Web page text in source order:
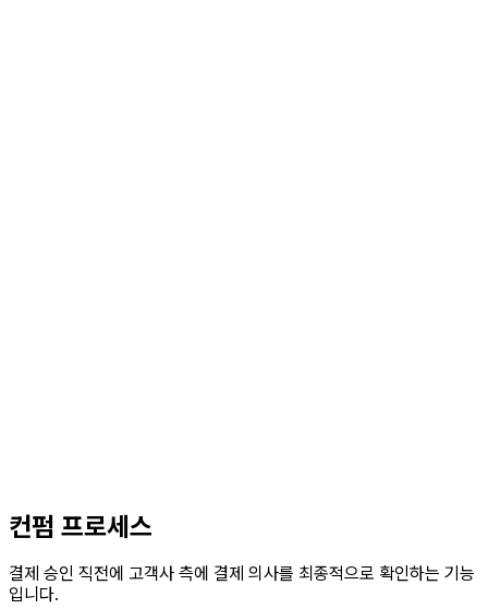
컨펌 프로세스
결제 승인 직전에 고객사 측에 결제 의사를 최종적으로 확인하는 기능
입니다.